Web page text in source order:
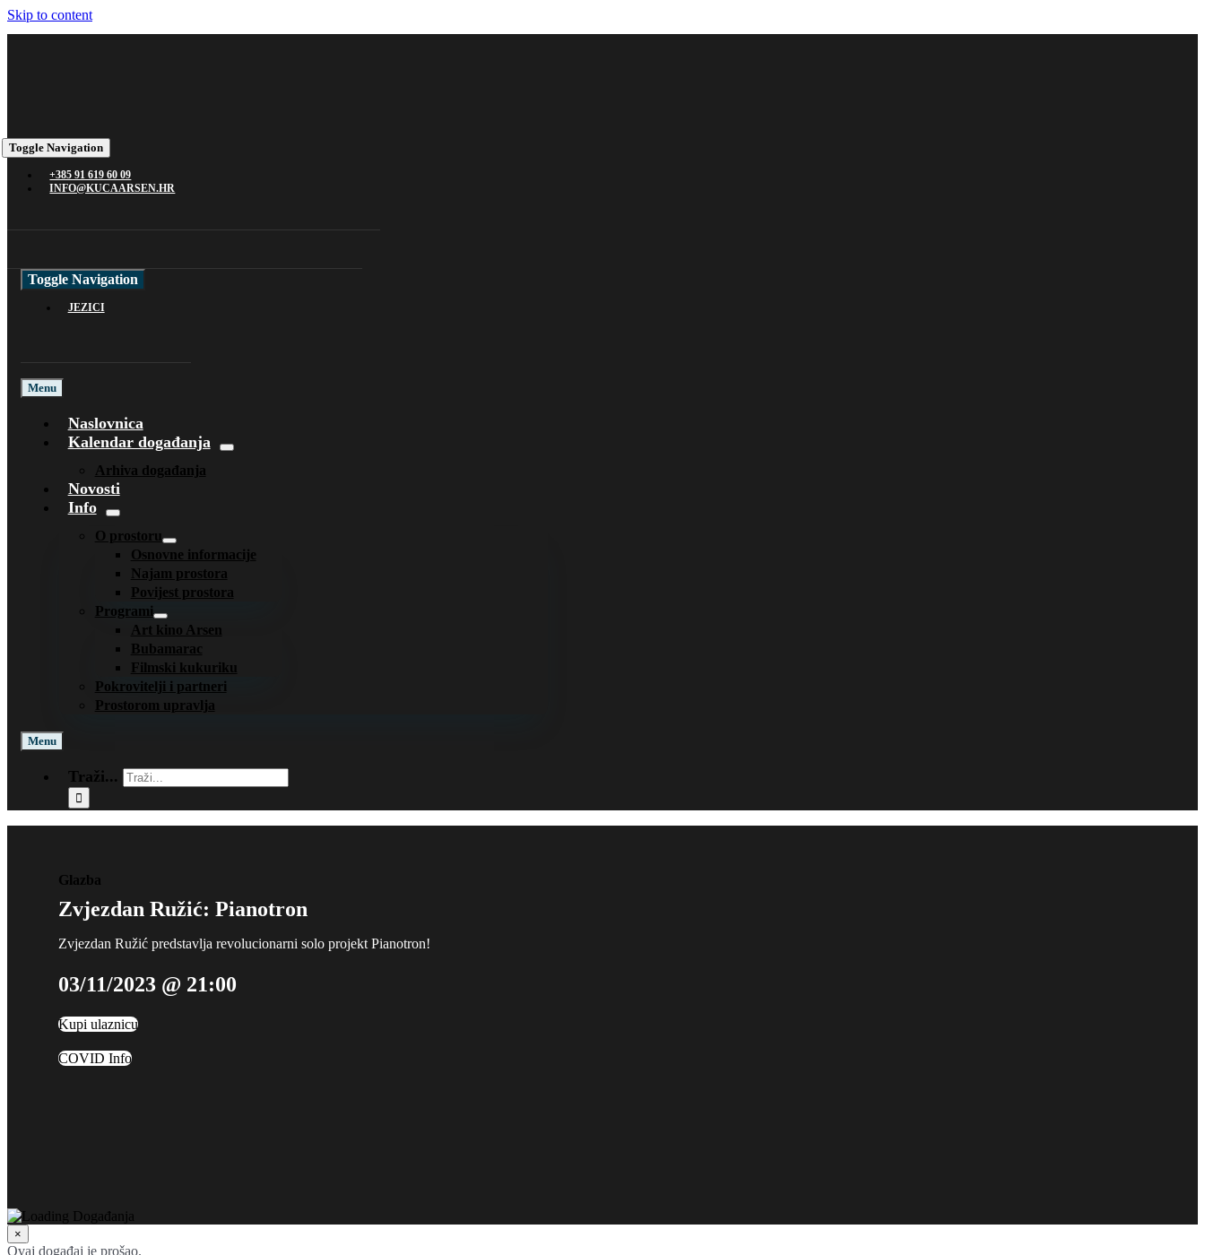
Skip to content
Toggle Navigation
+385 91 619 60 09
INFO@KUCAARSEN.HR
Toggle Navigation
JEZICI
Menu
Naslovnica
Kalendar događanja
Arhiva događanja
Novosti
Info
O prostoru
Osnovne informacije
Najam prostora
Povijest prostora
Programi
Art kino Arsen
Bubamarac
Filmski kukuriku
Pokrovitelji i partneri
Prostorom upravlja
Menu
Traži...
Glazba
Zvjezdan Ružić: Pianotron
Zvjezdan Ružić predstavlja revolucionarni solo projekt Pianotron!
03/11/2023 @ 21:00
Kupi ulaznicu
COVID Info
×
Ovaj događaj je prošao.